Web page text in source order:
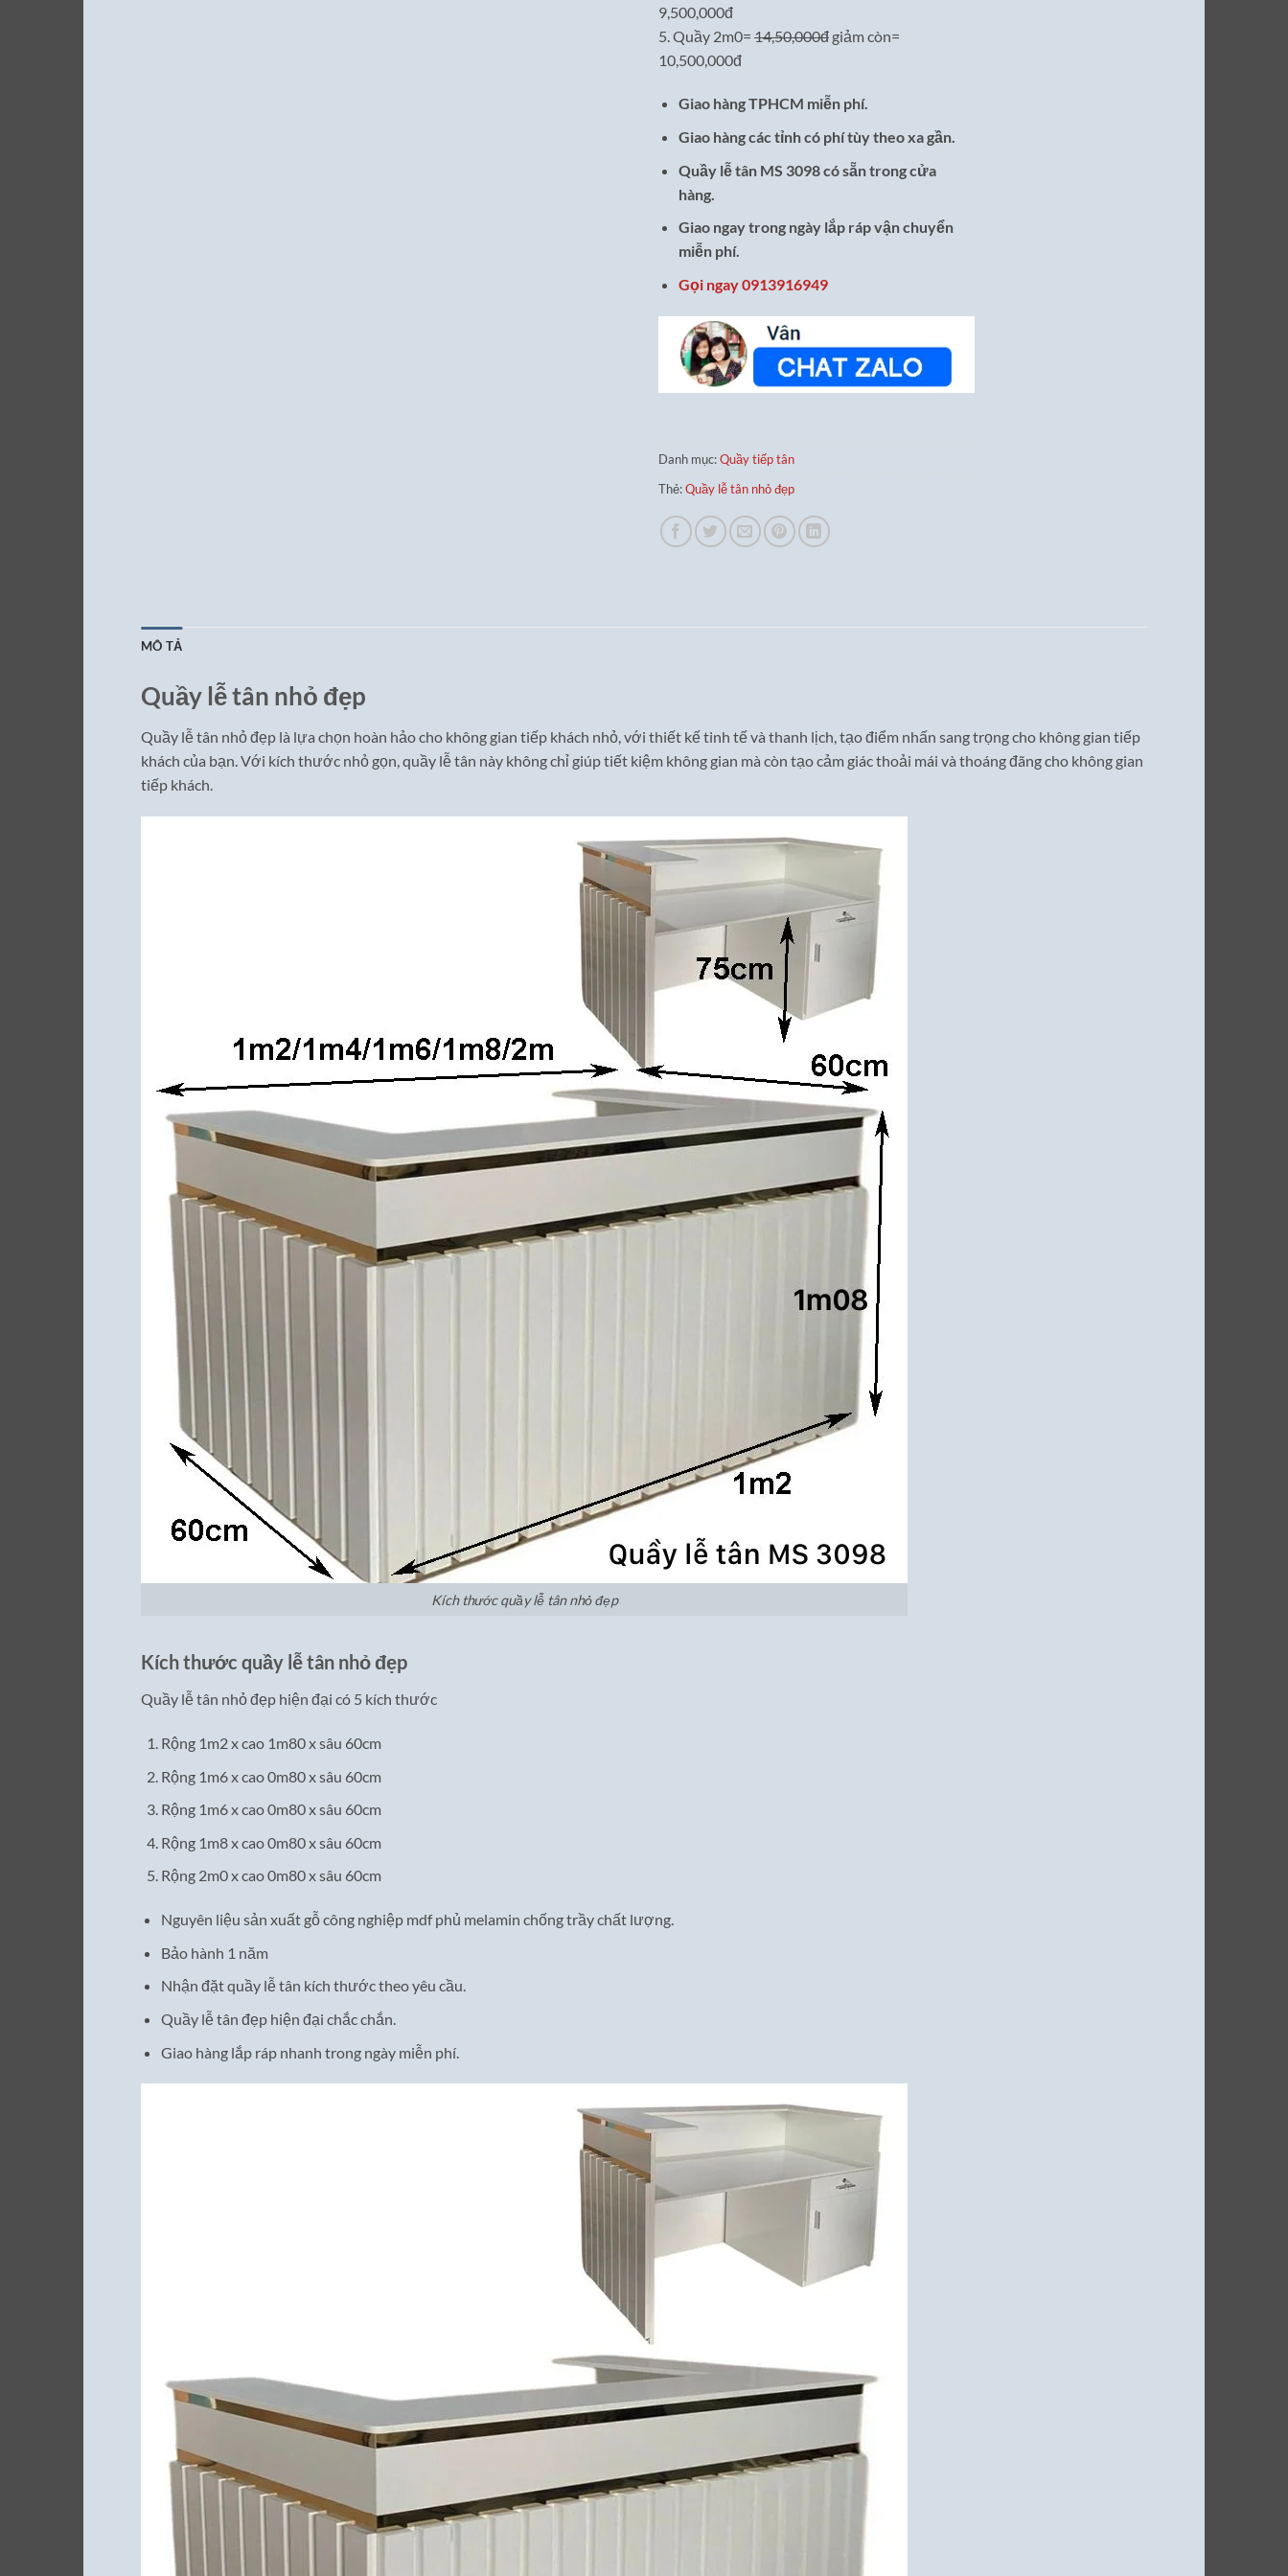
9,500,000đ
5. Quầy 2m0= 14,50,000đ giảm còn=
10,500,000đ
Giao hàng TPHCM miễn phí.
Giao hàng các tỉnh có phí tùy theo xa gần.
Quầy lễ tân MS 3098 có sẵn trong cửa
hàng.
Giao ngay trong ngày lắp ráp vận chuyển
miễn phí.
Gọi ngay 0913916949
Danh mục:Quầy tiếp tân
Thẻ:Quầy lễ tân nhỏ đẹp
MÔ TẢ
Quầy lễ tân nhỏ đẹp
Quầy lễ tân nhỏ đẹp là lựa chọn hoàn hảo cho không gian tiếp khách nhỏ, với thiết kế tinh tế và thanh lịch, tạo điểm nhấn sang trọng cho không gian tiếp
khách của bạn. Với kích thước nhỏ gọn, quầy lễ tân này không chỉ giúp tiết kiệm không gian mà còn tạo cảm giác thoải mái và thoáng đãng cho không gian
tiếp khách.
Kích thước quầy lễ tân nhỏ đẹp
Kích thước quầy lễ tân nhỏ đẹp
Quầy lễ tân nhỏ đẹp hiện đại có 5 kích thước
Rộng 1m2 x cao 1m80 x sâu 60cm
Rộng 1m6 x cao 0m80 x sâu 60cm
Rộng 1m6 x cao 0m80 x sâu 60cm
Rộng 1m8 x cao 0m80 x sâu 60cm
Rộng 2m0 x cao 0m80 x sâu 60cm
Nguyên liệu sản xuất gỗ công nghiệp mdf phủ melamin chống trầy chất lượng.
Bảo hành 1 năm
Nhận đặt quầy lễ tân kích thước theo yêu cầu.
Quầy lễ tân đẹp hiện đại chắc chắn.
Giao hàng lắp ráp nhanh trong ngày miễn phí.